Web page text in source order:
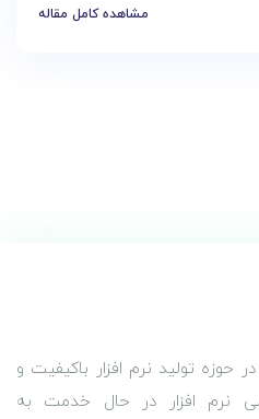
مشاهده کامل مقاله
حوزه تولید نرم افزار باکیفیت و
نرم افزار در حال خدمت به